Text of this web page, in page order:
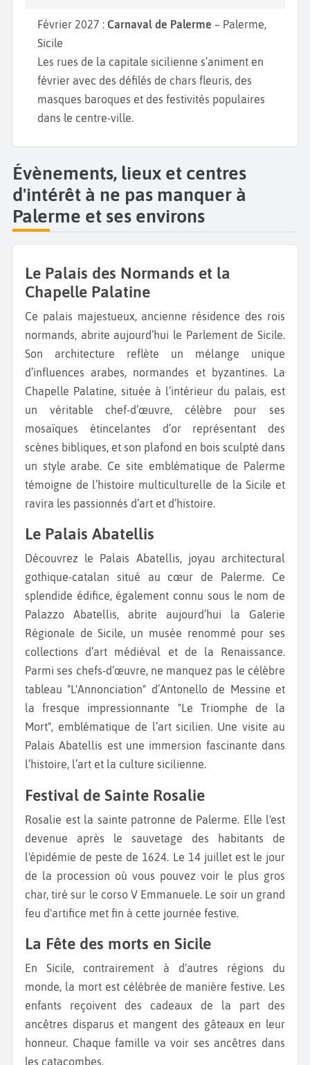
Février 2027 : Carnaval de Palerme – Palerme,
Sicile
Les rues de la capitale sicilienne s’animent en
février avec des défilés de chars fleuris, des
masques baroques et des festivités populaires
dans le centre-ville.
Évènements, lieux et centres
d'intérêt à ne pas manquer à
Palerme et ses environs
Le Palais des Normands et la
Chapelle Palatine
Ce palais majestueux, ancienne résidence des rois
normands, abrite aujourd’hui le Parlement de Sicile.
Son architecture reflète un mélange unique
d’influences arabes, normandes et byzantines. La
Chapelle Palatine, située à l’intérieur du palais, est
un véritable chef-d’œuvre, célèbre pour ses
mosaïques étincelantes d’or représentant des
scènes bibliques, et son plafond en bois sculpté dans
un style arabe. Ce site emblématique de Palerme
témoigne de l’histoire multiculturelle de la Sicile et
ravira les passionnés d’art et d’histoire.
Le Palais Abatellis
Découvrez le Palais Abatellis, joyau architectural
gothique-catalan situé au cœur de Palerme. Ce
splendide édifice, également connu sous le nom de
Palazzo Abatellis, abrite aujourd’hui la Galerie
Régionale de Sicile, un musée renommé pour ses
collections d’art médiéval et de la Renaissance.
Parmi ses chefs-d’œuvre, ne manquez pas le célèbre
tableau "L'Annonciation" d’Antonello de Messine et
la fresque impressionnante "Le Triomphe de la
Mort", emblématique de l’art sicilien. Une visite au
Palais Abatellis est une immersion fascinante dans
l’histoire, l’art et la culture sicilienne.
Festival de Sainte Rosalie
Rosalie est la sainte patronne de Palerme. Elle l'est
devenue après le sauvetage des habitants de
l'épidémie de peste de 1624. Le 14 juillet est le jour
de la procession où vous pouvez voir le plus gros
char, tiré sur le corso V Emmanuele. Le soir un grand
feu d'artifice met fin à cette journée festive.
La Fête des morts en Sicile
En Sicile, contrairement à d'autres régions du
monde, la mort est célébrée de manière festive. Les
enfants reçoivent des cadeaux de la part des
ancêtres disparus et mangent des gâteaux en leur
honneur. Chaque famille va voir ses ancêtres dans
les catacombes.